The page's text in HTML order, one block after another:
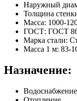
Наружный
Толщина
Масса: 1000-
ГОСТ: ГОСТ
Марка стали:
Масса 1 м: 83-
Назначение:
Водоснабжение